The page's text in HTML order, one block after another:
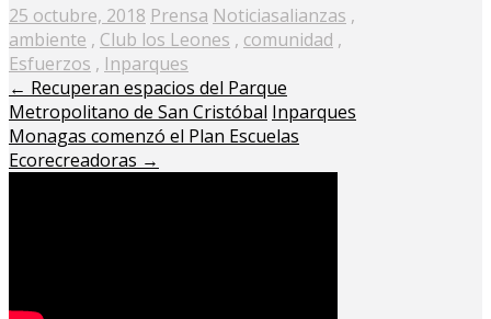
Posted
on
25 octubre, 2018 Prensa Noticiasalianzas ,
ambiente , Club los Leones , comunidad ,
Esfuerzos , Inparques
← Recuperan espacios del Parque
Metropolitano de San Cristóbal Inparques
Monagas comenzó el Plan Escuelas
Ecorecreadoras →